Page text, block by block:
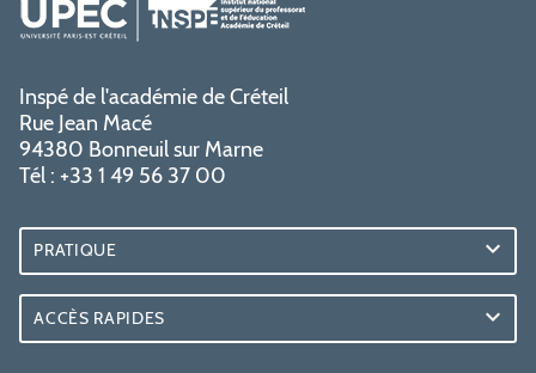
Inspé de l'académie de Créteil
Rue Jean Macé
94380 Bonneuil sur Marne
Tél : +33 1 49 56 37 00
PRATIQUE
ACCÈS RAPIDES